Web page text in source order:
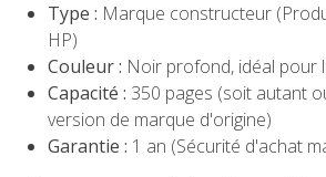
Type : Marque constructeur
HP)
Couleur : Noir profond, idéal pour
Capacité : 350 pages (soit autant
version de marque d'origine)
Garantie : 1 an (Sécurité d'achat